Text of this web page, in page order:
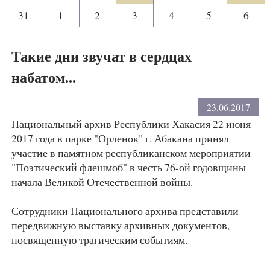
31
1 2 3 4 5 6
Такие дни звучат в сердцах
набатом...
23.06.2017
Национальный архив Республики Хакасия 22 июня
2017 года в парке "Орленок" г. Абакана принял
участие в памятном республиканском мероприятии
"Поэтический флешмоб" в честь 76-ой годовщины
начала Великой Отечественной войны.
Сотрудники Национального архива представили
передвижную выставку архивных документов,
посвященную трагическим событиям.